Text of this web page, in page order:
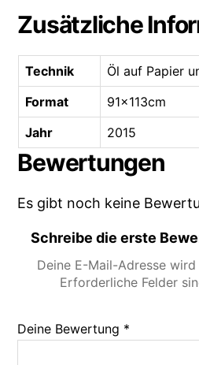
Zusätzliche
Technik
Öl auf Papier
Format
91x113cm
Jahr
2015
Bewertungen
Es gibt noch keine
Schreibe die erste
Deine E-Mail-Adresse
Erforderliche Felder
Deine Bewertung *